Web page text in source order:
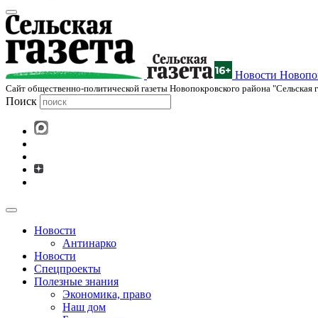
Новости
Cайт общественно-политической газеты Новопокровского района "Сельская
Поиск
Новости
Антинарко
Новости
Спецпроекты
Полезные знания
Экономика, право
Наш дом